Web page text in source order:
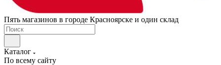
Пять магазинов в городе Красноярске и один склад
Каталог
По всему сайту